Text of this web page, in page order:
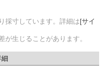
採寸しています。詳細は[サイ
生じることがあります。